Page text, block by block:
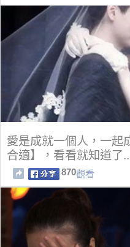
愛是成就一個人，一起
合適】，看看就知道了
870觀看